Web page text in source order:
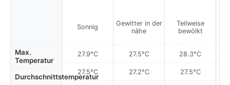
Max.
Temperatur
Durchschnittstemperatur
Sonnig
27.9°C
27.5°C
Gewitter in der
nähe
27.5°C
27.2°C
Teilweise
bewölkt
28.3°C
27.5°C